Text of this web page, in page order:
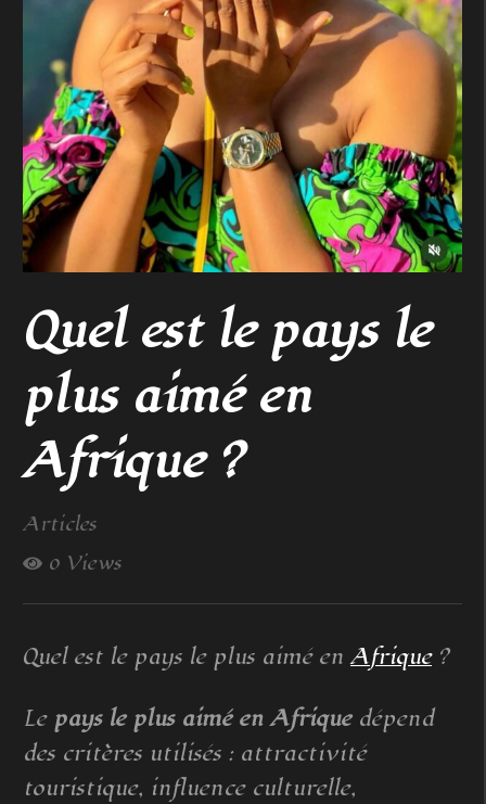
Quel est le pays le
plus aimé en
Afrique ?
Articles
0 Views
Quel est le pays le plus aimé enAfrique?
Le pays le plus aimé en Afriquedépend
des critères utilisés : attractivité
touristique, influence culturelle,